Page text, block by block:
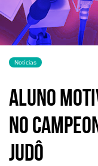
Notícias
Aluno
no
Judô